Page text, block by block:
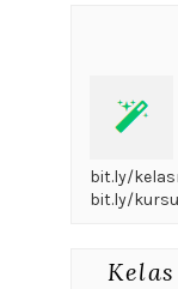
bit.ly/
bit.ly/